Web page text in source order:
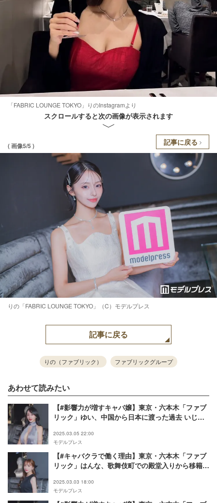
「FABRIC LOUNGE TOKYO」りのInstagramより
スクロールすると次の画像が表示されます
( 画像5/5 ) 記事に戻る
りの「FABRIC LOUNGE TOKYO」（C）モデルプレス
記事に戻る
りの（ファブリック） ファブリックグループ
あわせて読みたい
【#影響力が増すキャバ嬢】東京・六本木「ファブ
リック」ゆい、中国から日本に渡った過去 いじめ
たい」
2025.03.05 22:00
モデルプレス
【#キャバクラで働く理由】東京・六本木「ファブ
リック」はんな、歌舞伎町での殿堂入りから移籍 5
2025.03.03 18:00
モデルプレス